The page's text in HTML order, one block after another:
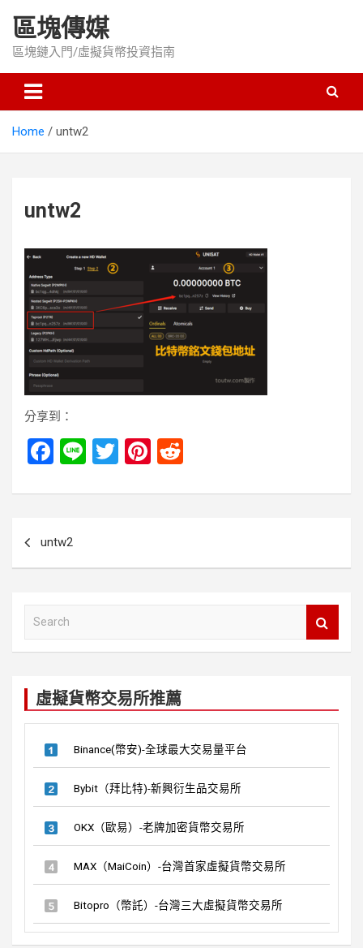
content
區塊傳媒
區塊鏈入門/虛擬貨幣投資指南
Home untw2
untw2
分享到：
F
ce
o
Li
e
T
tt
Pi
er d
untw2
虛擬貨幣交易所推薦
Binance(幣安)-全球最大交易量平台
Bybit（拜比特)-新興衍生品交易所
OKX（歐易）-老牌加密貨幣交易所
MAX（MaiCoin）-台灣首家虛擬貨幣交易所
Bitopro（幣託）-台灣三大虛擬貨幣交易所